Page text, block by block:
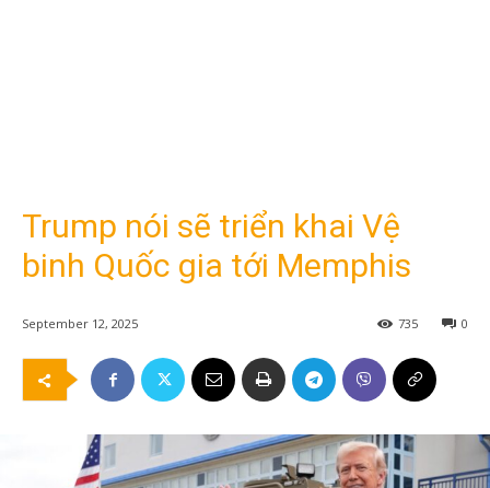
Trump nói sẽ triển khai Vệ
binh Quốc gia tới Memphis
September 12, 2025 0
735